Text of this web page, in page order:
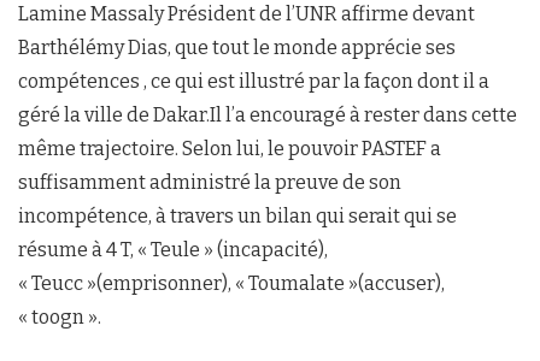
Lamine Massaly Président de l’UNR affirme devant
Barthélémy Dias, que tout le monde apprécie ses
compétences , ce qui est illustré par la façon dont il a
géré la ville de Dakar.Il l’a encouragé à rester dans cette
même trajectoire. Selon lui, le pouvoir PASTEF a
suffisamment administré la preuve de son
incompétence, à travers un bilan qui serait qui se
résume à 4 T, « Teule » (incapacité),
« Teucc »(emprisonner), « Toumalate »(accuser),
« toogn ».